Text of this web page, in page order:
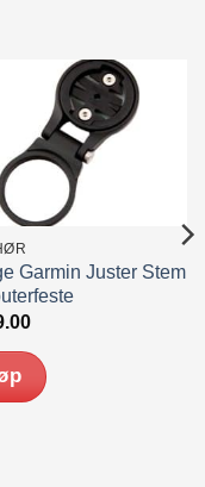
Garmin Juster Stem